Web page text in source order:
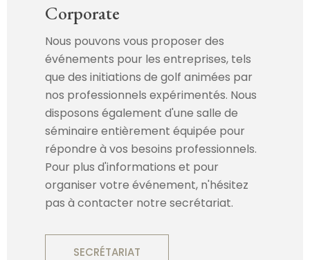
Corporate
Nous pouvons vous proposer des
événements pour les entreprises, tels
que des initiations de golf animées par
nos professionnels expérimentés. Nous
disposons également d'une salle de
séminaire entièrement équipée pour
répondre à vos besoins professionnels.
Pour plus d'informations et pour
organiser votre événement, n'hésitez
pas à contacter notre secrétariat.
SECRÉTARIAT